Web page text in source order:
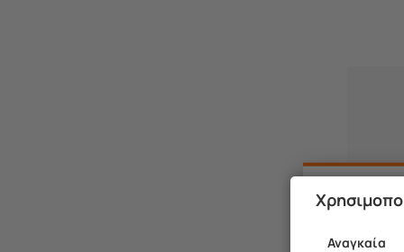
Αναγκαία